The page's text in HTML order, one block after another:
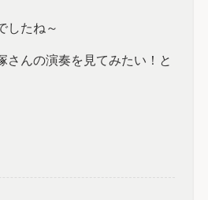
したね～
さんの演奏を見てみたい！と